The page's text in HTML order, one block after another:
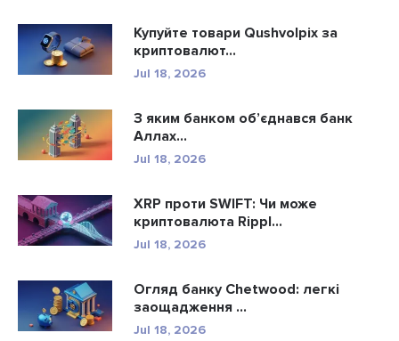
Купуйте товари Qushvolpix за
криптовалют...
Jul 18, 2026
З яким банком об’єднався банк
Аллах...
Jul 18, 2026
XRP проти SWIFT: Чи може
криптовалюта Rippl...
Jul 18, 2026
Огляд банку Chetwood: легкі
заощадження ...
Jul 18, 2026